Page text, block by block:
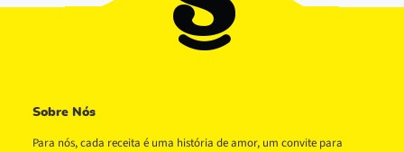
Sobre Nós
Para nós, cada receita é uma história de amor, um convite para